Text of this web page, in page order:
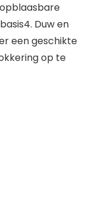
Duw en
een geschikte
op te